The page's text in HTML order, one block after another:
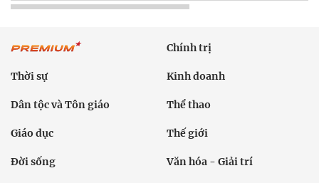
Chính trị
Thời sự Kinh doanh
Dân tộc và Tôn giáo Thể thao
Giáo dục Thế giới
Đời sống Văn hóa - Giải trí